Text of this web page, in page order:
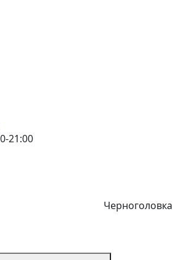
21:00
Черноголовка